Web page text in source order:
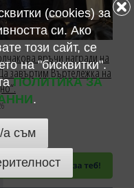
връчи награди на
завъртим Въртележка на
(cookies) за
си. Ако
този сайт, се
на "бисквитки".
ПОЛИТИКА ЗА
.
съм